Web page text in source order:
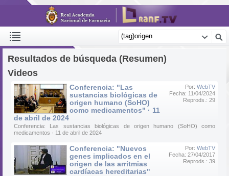
Resultados de búsqueda (Resumen)
Videos
Por: WebTV
Fecha: 11/04/2024
Reprods.: 29
Conferencia: "Las
sustancias biológicas de
origen humano (SoHO)
como medicamentos" · 11
de abril de 2024
Conferencia: Las sustancias biológicas de origen humano (SoHO) como
medicamentos · 11 de abril de 2024
Por: WebTV
Fecha: 27/04/2017
Reprods.: 39
Conferencia: "Nuevos
genes implicados en el
origen de las arritmias
cardíacas hereditarias"